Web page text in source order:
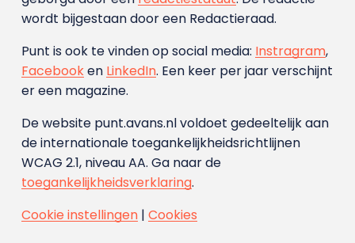
wordt bijgestaan door een Redactieraad.
Punt is ook te vinden op social media: Instragram,
Facebooken LinkedIn. Een keer per jaar verschijnt
er een magazine.
De website punt.avans.nl voldoet gedeeltelijk aan
de internationale toegankelijkheidsrichtlijnen
WCAG 2.1, niveau AA. Ga naar de
toegankelijkheidsverklaring.
Cookie instellingen| Cookies